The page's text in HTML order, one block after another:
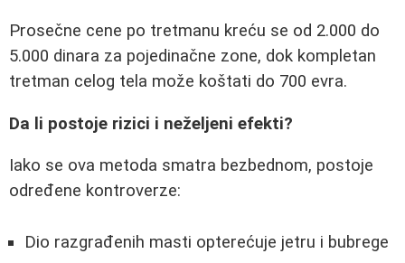
Prosečne cene po tretmanu kreću se od 2.000 do
5.000 dinara za pojedinačne zone, dok kompletan
tretman celog tela može koštati do 700 evra.
Da li postoje rizici i neželjeni efekti?
Iako se ova metoda smatra bezbednom, postoje
određene kontroverze:
Dio razgrađenih masti opterećuje jetru i bubrege